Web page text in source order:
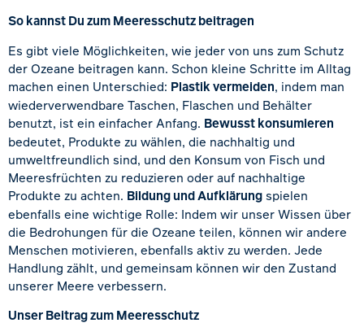
So kannst Du zum Meeresschutz beitragen
Es gibt viele Möglichkeiten, wie jeder von uns zum Schutz
der Ozeane beitragen kann. Schon kleine Schritte im Alltag
machen einen Unterschied: Plastik vermeiden, indem man
wiederverwendbare Taschen, Flaschen und Behälter
benutzt, ist ein einfacher Anfang. Bewusst konsumieren
bedeutet, Produkte zu wählen, die nachhaltig und
umweltfreundlich sind, und den Konsum von Fisch und
Meeresfrüchten zu reduzieren oder auf nachhaltige
Produkte zu achten. Bildung und Aufklärung spielen
ebenfalls eine wichtige Rolle: Indem wir unser Wissen über
die Bedrohungen für die Ozeane teilen, können wir andere
Menschen motivieren, ebenfalls aktiv zu werden. Jede
Handlung zählt, und gemeinsam können wir den Zustand
unserer Meere verbessern.
Unser Beitrag zum Meeresschutz